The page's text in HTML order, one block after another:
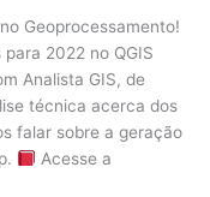
Geoprocessamento!
2022 no QGIS
Analista GIS, de
técnica acerca dos
falar sobre a geração
Acesse a